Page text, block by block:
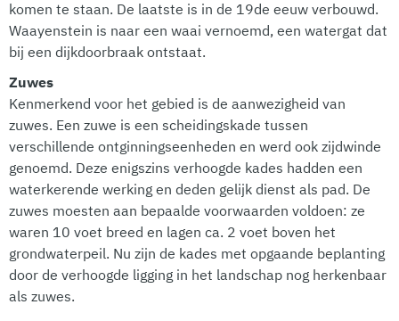
komen te staan. De laatste is in de 19de eeuw verbouwd.
Waayenstein is naar een waai vernoemd, een watergat dat
bij een dijkdoorbraak ontstaat.
Zuwes
Kenmerkend voor het gebied is de aanwezigheid van
zuwes. Een zuwe is een scheidingskade tussen
verschillende ontginningseenheden en werd ook zijdwinde
genoemd. Deze enigszins verhoogde kades hadden een
waterkerende werking en deden gelijk dienst als pad. De
zuwes moesten aan bepaalde voorwaarden voldoen: ze
waren 10 voet breed en lagen ca. 2 voet boven het
grondwaterpeil. Nu zijn de kades met opgaande beplanting
door de verhoogde ligging in het landschap nog herkenbaar
als zuwes.